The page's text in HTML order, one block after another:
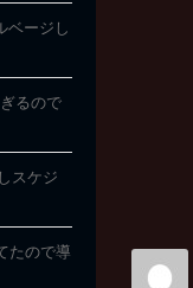
ベージし
るので
スケジ
たので導